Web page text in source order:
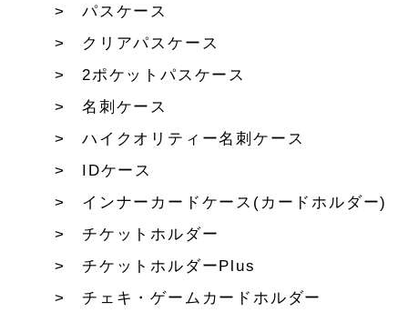
パスケース
クリアパスケース
2ポケットパスケース
名刺ケース
ハイクオリティー名刺ケース
IDケース
インナーカードケース(カードホルダー)
チケットホルダー
チケットホルダーPlus
チェキ・ゲームカードホルダー